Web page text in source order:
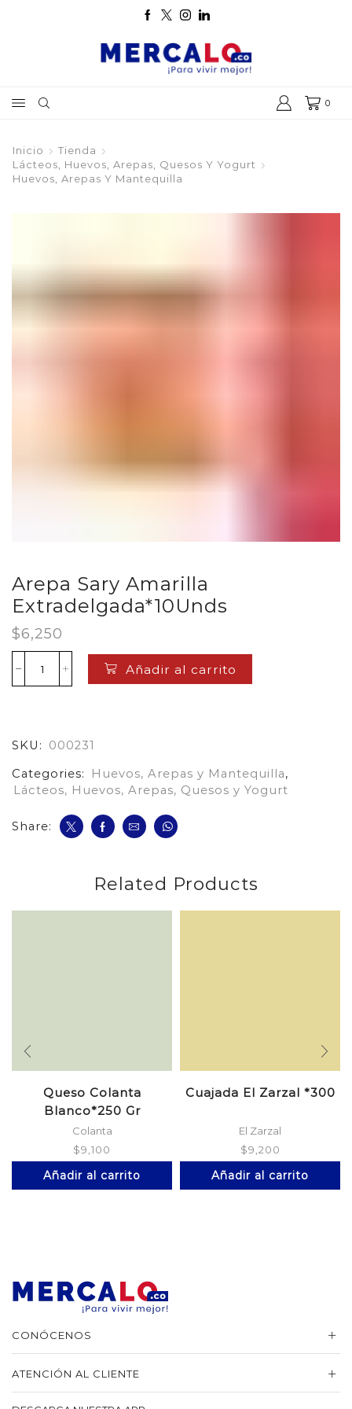
0
Inicio
Tienda
Lácteos, Huevos, Arepas, Quesos Y Yogurt
Huevos, Arepas Y Mantequilla
Arepa Sary Amarilla
Extradelgada*10Unds
$6,250
Arepa
Sary
Añadir al carrito
SKU:
000231
Categories:
Huevos, Arepas y Mantequilla,
Lácteos, Huevos, Arepas, Quesos y Yogurt
Share:
Related Products
Queso Colanta
Blanco*250 Gr
Colanta
$9,100
Añadir al carrito
Cuajada El Zarzal *300
El Zarzal
$9,200
Añadir al carrito
CONÓCENOS
ATENCIÓN AL CLIENTE